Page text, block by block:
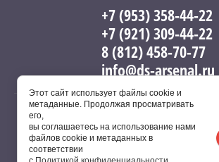
+7 (953) 358-44-22
+7 (921) 309-44-22
8 (812) 458-70-77
info@ds-arsenal.ru
Copyright © 2017 - 2026 Арсенал
Этот сайт использует файлы cookie и
метаданные. Продолжая просматривать
его,
вы соглашаетесь на использование нами
файлов cookie и метаданных в
соответствии